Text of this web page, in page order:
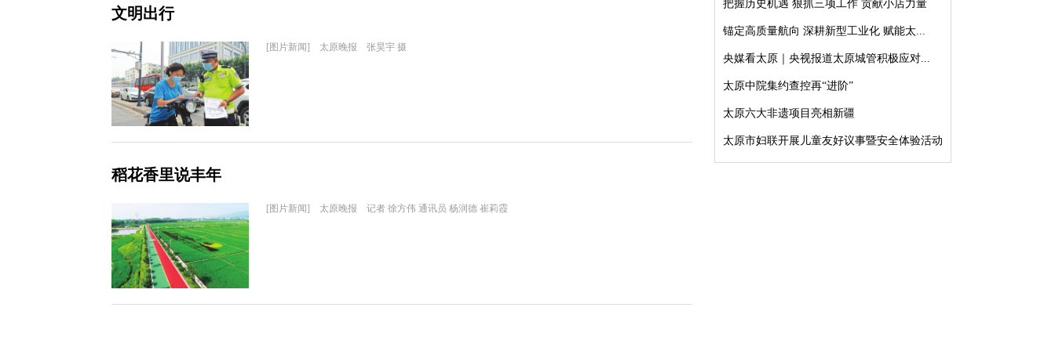
文明出行
[图片新闻] 太原晚报 张昊宇 摄
稻花香里说丰年
[图片新闻] 太原晚报 记者 徐方伟 通讯员 杨润德 崔莉霞
把握历史机遇 狠抓三项工作 贡献小店力量
锚定高质量航向 深耕新型工业化 赋能太...
央媒看太原｜央视报道太原城管积极应对...
太原中院集约查控再“进阶”
太原六大非遗项目亮相新疆
太原市妇联开展儿童友好议事暨安全体验活动